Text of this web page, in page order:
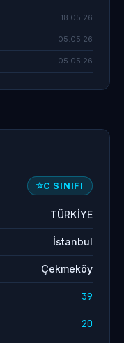
18.05.26
05.05.26
05.05.26
C SINIFI
TÜRKİYE
İstanbul
Çekmeköy
39
20